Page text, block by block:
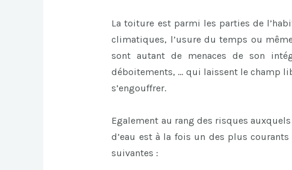
La toiture est parmi les parties de
climatiques, l’usure du temps ou
sont autant de menaces de son
déboitements, … qui laissent le champ
s’engouffrer.
Egalement au rang des risques
d’eau est à la fois un des plus
suivantes :